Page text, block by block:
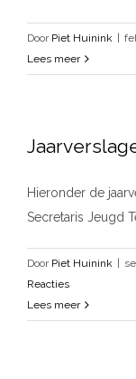
Door Piet Huinink |
Lees meer
Hieronder de
Secretaris Jeugd
Door Piet Huinink |
Reacties
Lees meer